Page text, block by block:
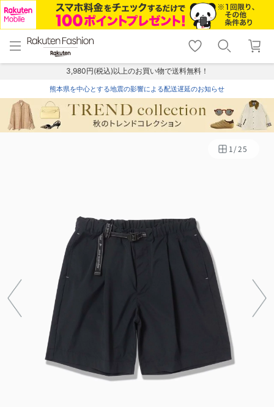
menu home
トップ
shopping_cart lock_outline
ログイン
3,980円(税込)以上のお買い物で送料無料！
熊本県を中心とする地震の影響による配送遅延のお知らせ
1/25